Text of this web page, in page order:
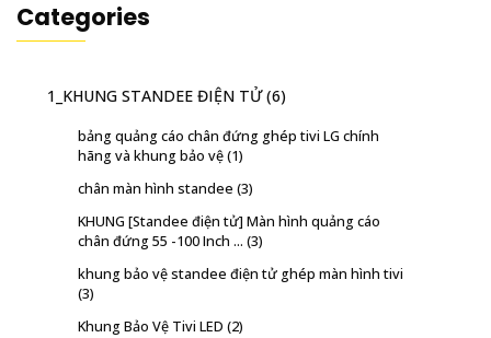
Categories
1_KHUNG STANDEE ĐIỆN TỬ (6)
bảng quảng cáo chân đứng ghép tivi LG chính
hãng và khung bảo vệ(1)
chân màn hình standee (3)
KHUNG [Standee điện tử] Màn hình quảng cáo
chân đứng 55 -100 Inch ... (3)
khung bảo vệ standee điện tử ghép màn hình tivi
(3)
Khung Bảo Vệ Tivi LED (2)